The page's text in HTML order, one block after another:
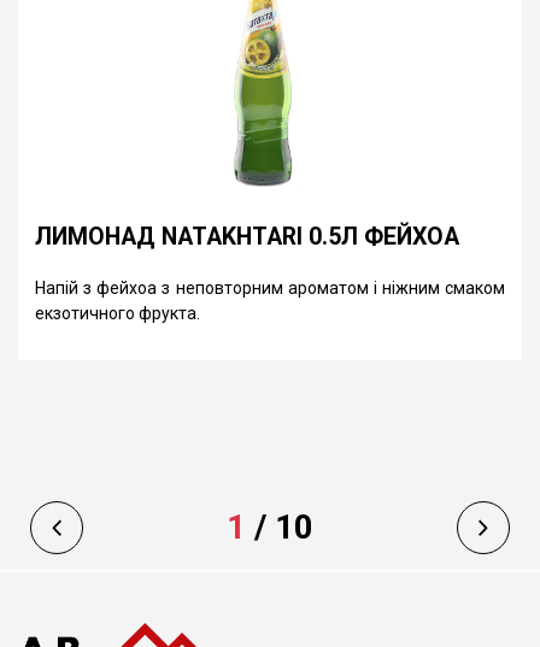
ЛИМОНАД NATAKHTARI 0.5Л ФЕЙХОА
Напій з фейхоа з неповторним ароматом і ніжним смаком
екзотичного фрукта.
1 / 10